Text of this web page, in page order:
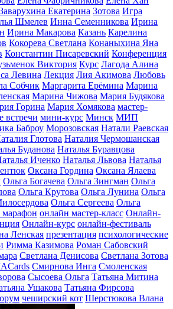
Екатерина Зотова Игра
Шмелев Инна Семенникова Ирина
Ирина Макарова Казань Карелина
Кокорева Светлана Конаныхина Яна
Константин Писаревский Конференция
Виктория Курс Лагода Алина
Левина Лекция Лия Акимова Любовь
Собчик Маргарита Ерёмина Марина
Марина Чижова Мария Будякова
Горина Мария Хомякова мастер-
встречи мини-курс Минск МИП
Баброу Морозовская Натали Раевская
Глотова Наталия Чермошанская
Буданова Наталья Буравцова
Иченко Наталья Львова Наталья
Оксана Гордина Оксана Ялаева
Ольга Богачева Ольга Зингман Ольга
Ольга Крутова Ольга Лунина Ольга
Ольга Сергеева Ольга
онлайн мастер-класс Онлайн-
Онлайн-курс онлайн-фестиваль
Ленская презентация психологические
Римма Казимова Роман Сабовский
Светлана Денисова Светлана Зотова
Смирнова Инга Смоленская
Сысоева Ольга Татьяна Митина
Ушакова Татьяна Фирсова
чеширский кот Шерстюкова Влана